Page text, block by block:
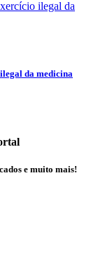
da medicina
e muito mais!